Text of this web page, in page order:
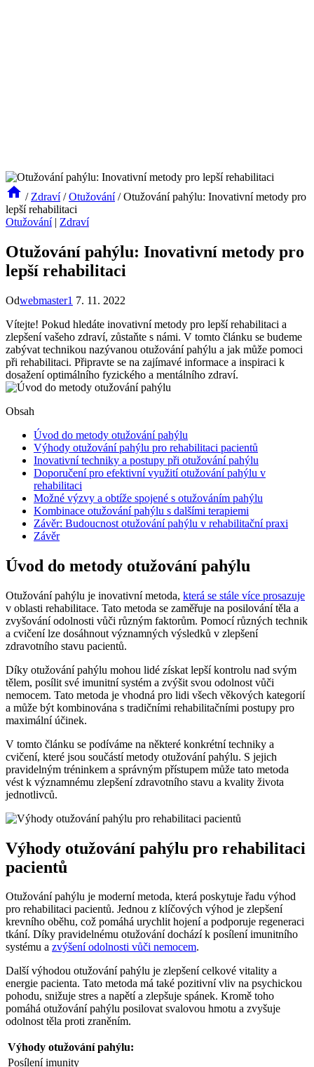
/ Zdraví / Otužování / Otužování pahýlu: Inovativní metody pro
lepší rehabilitaci
Otužování| Zdraví
Otužování pahýlu: Inovativní metody pro
lepší rehabilitaci
Odwebmaster1 7. 11. 2022
Vítejte! Pokud hledáte inovativní metody pro lepší rehabilitaci a
zlepšení vašeho zdraví, zůstaňte s námi. V tomto článku se budeme
zabývat technikou nazývanou otužování pahýlu a jak může pomoci
při rehabilitaci. Připravte se na zajímavé informace a inspiraci k
dosažení optimálního fyzického a mentálního zdraví.
Obsah
Úvod do metody otužování pahýlu
Výhody otužování pahýlu pro rehabilitaci pacientů
Inovativní techniky a postupy při otužování pahýlu
Doporučení pro efektivní využití otužování pahýlu v
rehabilitaci
Možné výzvy a obtíže spojené s otužováním pahýlu
Kombinace otužování pahýlu s dalšími terapiemi
Závěr: Budoucnost otužování pahýlu v rehabilitační praxi
Závěr
Úvod do metody otužování pahýlu
Otužování pahýlu je inovativní metoda, která se stále více prosazuje
v oblasti rehabilitace. Tato metoda se zaměřuje na posilování těla a
zvyšování odolnosti vůči různým faktorům. Pomocí různých technik
a cvičení lze dosáhnout významných výsledků v zlepšení
zdravotního stavu pacientů.
Díky otužování pahýlu mohou lidé získat lepší kontrolu nad svým
tělem, posílit své imunitní systém a zvýšit svou odolnost vůči
nemocem. Tato metoda je vhodná pro lidi všech věkových kategorií
a může být kombinována s tradičními rehabilitačními postupy pro
maximální účinek.
V tomto článku se podíváme na některé konkrétní techniky a
cvičení, které jsou součástí metody otužování pahýlu. S jejich
pravidelným tréninkem a správným přístupem může tato metoda
vést k významnému zlepšení zdravotního stavu a kvality života
jednotlivců.
Výhody otužování pahýlu pro rehabilitaci
pacientů
Otužování pahýlu je moderní metoda, která poskytuje řadu výhod
pro rehabilitaci pacientů. Jednou z klíčových výhod je zlepšení
krevního oběhu, což pomáhá urychlit hojení a podporuje regeneraci
tkání. Díky pravidelnému otužování dochází k posílení imunitního
systému a zvýšení odolnosti vůči nemocem.
Další výhodou otužování pahýlu je zlepšení celkové vitality a
energie pacienta. Tato metoda má také pozitivní vliv na psychickou
pohodu, snižuje stres a napětí a zlepšuje spánek. Kromě toho
pomáhá otužování pahýlu posilovat svalovou hmotu a zvyšuje
odolnost těla proti zraněním.
Výhody otužování pahýlu:
Posílení imunity